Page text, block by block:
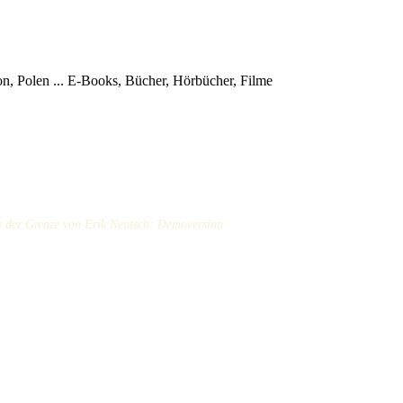
Polen ... E-Books, Bücher, Hörbücher, Filme
Grenze von Erik Neutsch: Demoversion